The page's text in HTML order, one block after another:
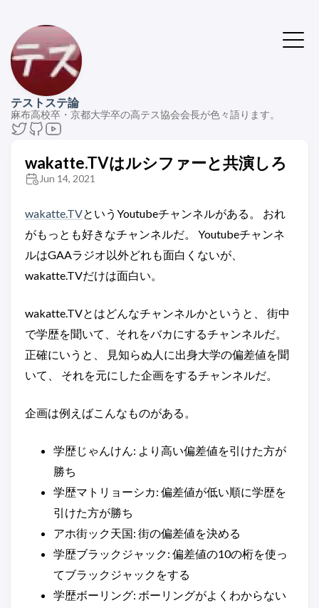
テストステ論
麻布高校卒・京都大学卒の高テス協会会長が色々語ります。
wakatte.TVはルシファーと共演しろ
Jun 14, 2021
wakatte.TVというYoutubeチャンネルがある。 おれ
がもっとも好きなチャンネルだ。 Youtubeチャンネ
ルはGAAラジオ以外どれも面白くないが、
wakatte.TVだけは面白い。
wakatte.TVとはどんなチャンネルかというと、 街中
で学歴を聞いて、それをバカにするチャンネルだ。
正確にいうと、 見知らぬ人に出身大学の偏差値を聞
いて、 それを元にした企画をするチャンネルだ。
企画は例えばこんなものがある。
学歴じゃんけん: より高い偏差値を引けた方が
勝ち
学歴マトリョーシカ: 偏差値が低い順に学歴を
引けた方が勝ち
アホ街ック天国: 街の偏差値を決める
学歴ブラックジャック: 偏差値の10の桁を使っ
てブラックジャックをする
学歴ボーリング: ボーリングがよくわからない